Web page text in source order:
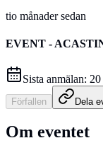
tio månader sedan
EVENT -
Sista anmälan:
Förfallen Dela
Om eventet